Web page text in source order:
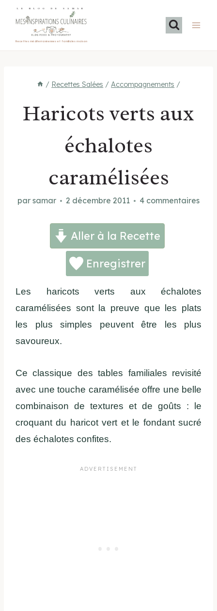
LE BLOG DE SAMAR
Recettes méditerranéennes et familiales maison
/ Recettes Salées / Accompagnements /
Haricots verts aux
échalotes
caramélisées
par samar 2 décembre 2011 4 commentaires
Aller à la Recette
Enregistrer
Les haricots verts aux échalotes
caramélisées sont la preuve que les plats
les plus simples peuvent être les plus
savoureux.
Ce classique des tables familiales revisité
avec une touche caramélisée offre une belle
combinaison de textures et de goûts : le
croquant du haricot vert et le fondant sucré
des échalotes confites.